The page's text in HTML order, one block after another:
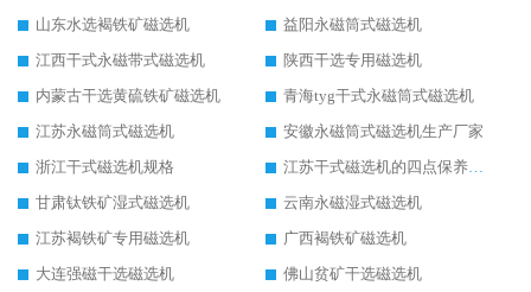
山东水选褐铁矿磁选机
益阳永磁筒式磁选机
江西干式永磁带式磁选机
陕西干选专用磁选机
内蒙古干选黄硫铁矿磁选机
青海tyg干式永磁筒式磁选机
江苏永磁筒式磁选机
安徽永磁筒式磁选机生产厂家
浙江干式磁选机规格
江苏干式磁选机的四点保养秘籍
甘肃钛铁矿湿式磁选机
云南永磁湿式磁选机
江苏褐铁矿专用磁选机
广西褐铁矿磁选机
大连强磁干选磁选机
佛山贫矿干选磁选机